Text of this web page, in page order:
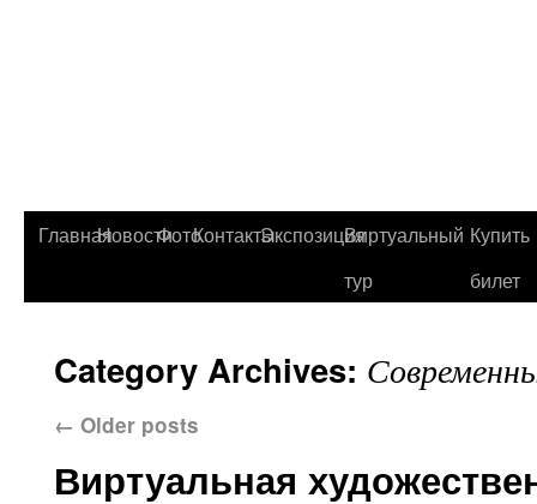
ГлавнаяНовостиФотоКонтактыЭкспозицияВиртуальный
тур
Купить
билет
Category Archives:
← Older posts
Виртуальная